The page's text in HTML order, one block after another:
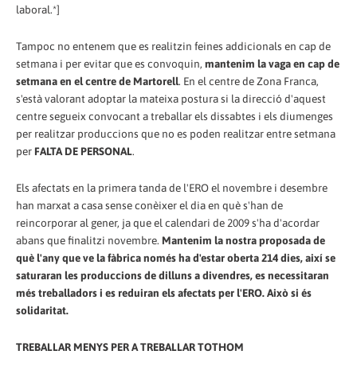
laboral.*]
Tampoc no entenem que es realitzin feines addicionals en cap de
setmana i per evitar que es convoquin, mantenim la vaga en cap de
setmana en el centre de Martorell. En el centre de Zona Franca,
s'està valorant adoptar la mateixa postura si la direcció d'aquest
centre segueix convocant a treballar els dissabtes i els diumenges
per realitzar produccions que no es poden realitzar entre setmana
per FALTA DE PERSONAL.
Els afectats en la primera tanda de l'ERO el novembre i desembre
han marxat a casa sense conèixer el dia en què s'han de
reincorporar al gener, ja que el calendari de 2009 s'ha d'acordar
abans que finalitzi novembre. Mantenim la nostra proposada de
què l'any que ve la fàbrica només ha d'estar oberta 214 dies, així se
saturaran les produccions de dilluns a divendres, es necessitaran
més treballadors i es reduiran els afectats per l'ERO. Això si és
solidaritat.
TREBALLAR MENYS PER A TREBALLAR TOTHOM